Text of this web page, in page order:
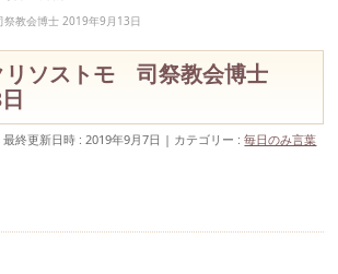
教会博士 2019年9月13日
リソストモ 司祭教会博士
最終更新日時 : 2019年9月7日 カテゴリー :毎日のみ言葉